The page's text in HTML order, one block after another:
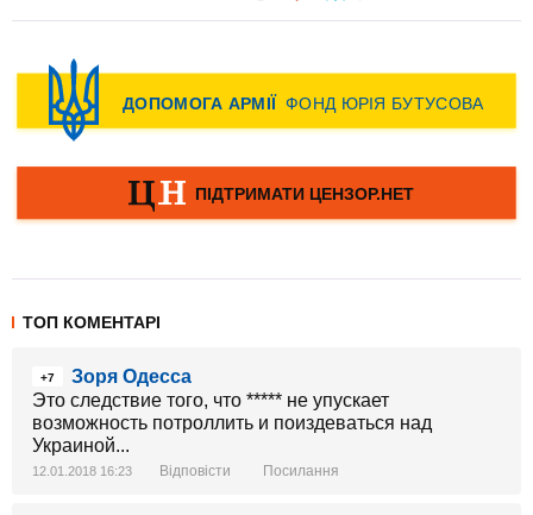
ТОП КОМЕНТАРІ
+7
Зоря Одесса
Это следствие того, что ***** не упускает
возможность потроллить и поиздеваться над
Украиной...
12.01.2018 16:23 Відповісти Посилання